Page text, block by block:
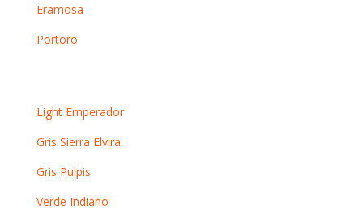
Eramosa
Portoro
Light Emperador
Gris Sierra Elvira
Gris Pulpis
Verde Indiano